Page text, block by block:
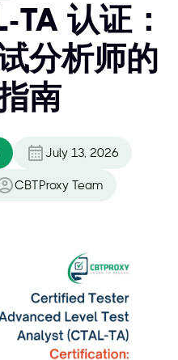
TA 认证：
分析师的
南
July 13, 2026
CBTProxy Team